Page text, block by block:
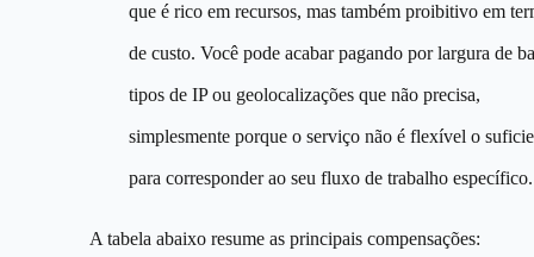
que é rico em recursos, mas também proibitivo em
de custo. Você pode acabar pagando por largura de
tipos de IP ou geolocalizações que não precisa,
simplesmente porque o serviço não é flexível o
para corresponder ao seu fluxo de trabalho específico.
A tabela abaixo resume as principais compensações: